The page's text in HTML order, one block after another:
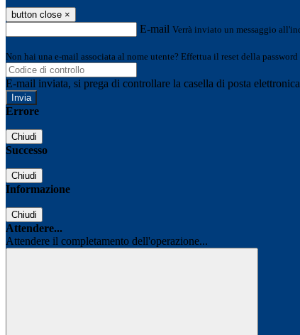
button close ×
E-mail Verrà inviato un messaggio
Non hai una e-mail associata al nome utente? Effettua il reset della
E-mail inviata, si prega di controllare la casella di posta
Errore
Chiudi
Successo
Chiudi
Informazione
Chiudi
Attendere...
Attendere il completamento dell'operazione...